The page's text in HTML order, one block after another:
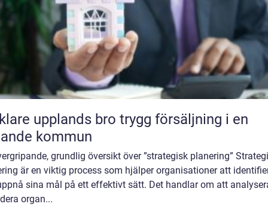
upplands bro trygg försäljning i en
kommun
grundlig översikt över ”strategisk planering”
är en viktig process som hjälper organisationer att
sina mål på ett effektivt sätt. Det handlar om att
organ...